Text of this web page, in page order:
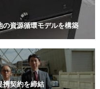
資源循環モデルを構築
携契約を締結